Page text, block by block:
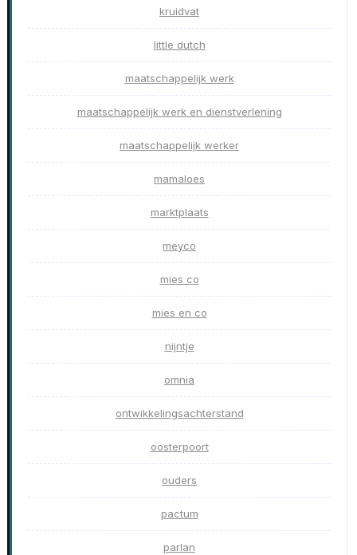
kruidvat
little dutch
maatschappelijk werk
maatschappelijk werk en dienstverlening
maatschappelijk werker
mamaloes
marktplaats
meyco
mies co
mies en co
nijntje
omnia
ontwikkelingsachterstand
oosterpoort
ouders
pactum
parlan